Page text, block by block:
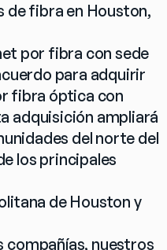
de fibra en Houston,
por fibra con sede
para adquirir
fibra óptica con
adquisición ampliará
del norte del
los principales
de Houston y
compañías, nuestros